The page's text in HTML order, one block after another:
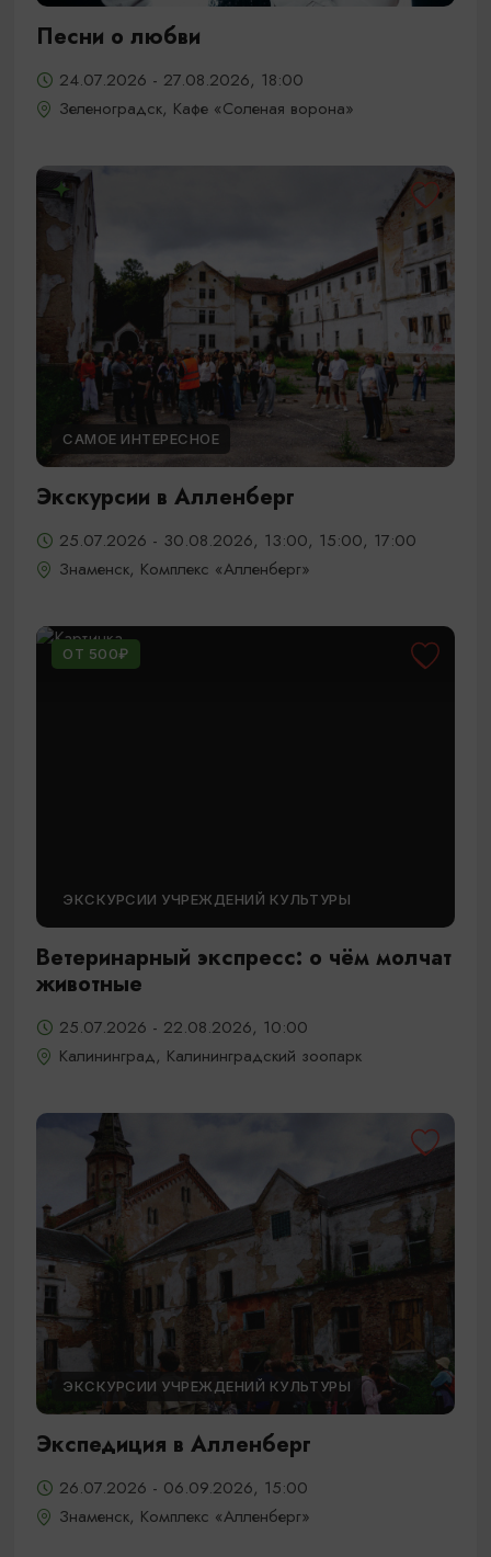
Песни о любви
24.07.2026 - 27.08.2026, 18:00
Зеленоградск, Кафе «Соленая ворона»
САМОЕ ИНТЕРЕСНОЕ
Экскурсии в Алленберг
25.07.2026 - 30.08.2026, 13:00, 15:00, 17:00
Знаменск, Комплекс «Алленберг»
ОТ 500₽
ЭКСКУРСИИ УЧРЕЖДЕНИЙ КУЛЬТУРЫ
Ветеринарный экспресс: о чём молчат
животные
25.07.2026 - 22.08.2026, 10:00
Калининград, Калининградский зоопарк
ЭКСКУРСИИ УЧРЕЖДЕНИЙ КУЛЬТУРЫ
Экспедиция в Алленберг
26.07.2026 - 06.09.2026, 15:00
Знаменск, Комплекс «Алленберг»